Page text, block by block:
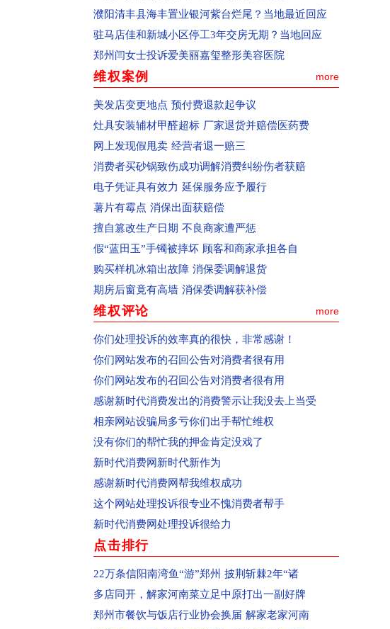
已受理：河南省郑州金水区群众投诉郑州康宁南洋
已受理：佛山消费者梁女士投诉Owhat
已收到：消费者投诉新蔡县共享电动车
已收到：业主投诉焦作市常绿林溪谷
已受理：郑州市消费者投诉河南移动
已收到：业主投诉永城市观湖壹号
已受理：海南孟女士投诉京东
已受理：河南洛阳市群众投诉洛阳百汇城
已受理：业主投诉新郑民航国际玺苑
已受理：业主投诉汝州金域华府小区
已收到：唐河业主投诉春天阳光嘉园
已收到：河南汝州市业主投诉金域华府
已收到：兰考县业主投诉凤凰城
回复：河南鲁山县消费者投诉鲁山大鹏盛世华城已
回复：河南驻马店消费者投诉驻马店市红星国际广
回复：许昌刘先生投诉中国联合网络通信有限公司
回复：河南信阳消费者投诉中国移动河南公司已受
回复：河南新蔡县消费者投诉新蔡县西湖别院已受
已收到：河南邓州市业主投诉邓州市新华生活广场
已受理：河南濮阳市清丰县群众投诉清丰县玉都贵
已受理：河南新乡市辉县群众投诉辉县市龙鼎生活
已受理：业主投诉平顶山市新城区长安佳园
已受理：河南汝州市群众投诉汝州市万路物业
已受理：河南安阳市业主投诉安阳华珍国际
已收到：河南安阳市群众投诉安阳北辰家园
已收到：河南省新乡市原阳县群众投诉维多利亚小
已收到：开封申先生投诉禹洲嘉誉府
回复：河南新乡市消费者投诉新乡市金色怡苑项目
回复：河南濮阳市业主投诉清丰县建业城已受理
已受理：河南漯河市消费者投诉源汇区永信伯爵山
濮阳清丰县海丰置业银河紫台烂尾？当地最近回应
驻马店佳和新城小区停工3年交房无期？当地回应
郑州闫女士投诉爱美丽嘉玺整形美容医院
维权案例 more
美发店变更地点 预付费退款起争议
灶具安装辅材甲醛超标 厂家退货并赔偿医药费
网上发现假甩卖 经营者退一赔三
消费者买砂锅致伤成功调解消费纠纷伤者获赔
电子凭证具有效力 延保服务应予履行
薯片有霉点 消保出面获赔偿
擅自篡改生产日期 不良商家遭严惩
假“蓝田玉”手镯被摔坏 顾客和商家承担各自
购买样机冰箱出故障 消保委调解退货
期房后窗竟有高墙 消保委调解获补偿
维权评论 more
你们处理投诉的效率真的很快，非常感谢！
你们网站发布的召回公告对消费者很有用
你们网站发布的召回公告对消费者很有用
感谢新时代消费发出的消费警示让我没去上当受
相亲网站设骗局多亏你们出手帮忙维权
没有你们的帮忙我的押金肯定没戏了
新时代消费网新时代新作为
感谢新时代消费网帮我维权成功
这个网站处理投诉很专业不愧消费者帮手
新时代消费网处理投诉很给力
点击排行
22万条信阳南湾鱼“游”郑州 披荆斩棘2年“诸
多店同开，解家河南菜立足中原打出一副好牌
郑州市餐饮与饭店行业协会换届 解家老家河南